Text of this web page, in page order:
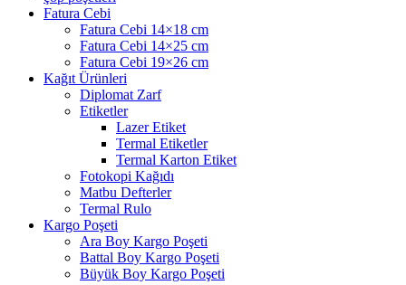
Fatura Cebi
Fatura Cebi 14×18 cm
Fatura Cebi 14×25 cm
Fatura Cebi 19×26 cm
Kağıt Ürünleri
Diplomat Zarf
Etiketler
Lazer Etiket
Termal Etiketler
Termal Karton Etiket
Fotokopi Kağıdı
Matbu Defterler
Termal Rulo
Kargo Poşeti
Ara Boy Kargo Poşeti
Battal Boy Kargo Poşeti
Büyük Boy Kargo Poşeti